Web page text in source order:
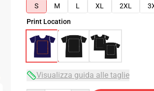
S
M L XL 2XL
Print Location
Visualizza guida alle taglie